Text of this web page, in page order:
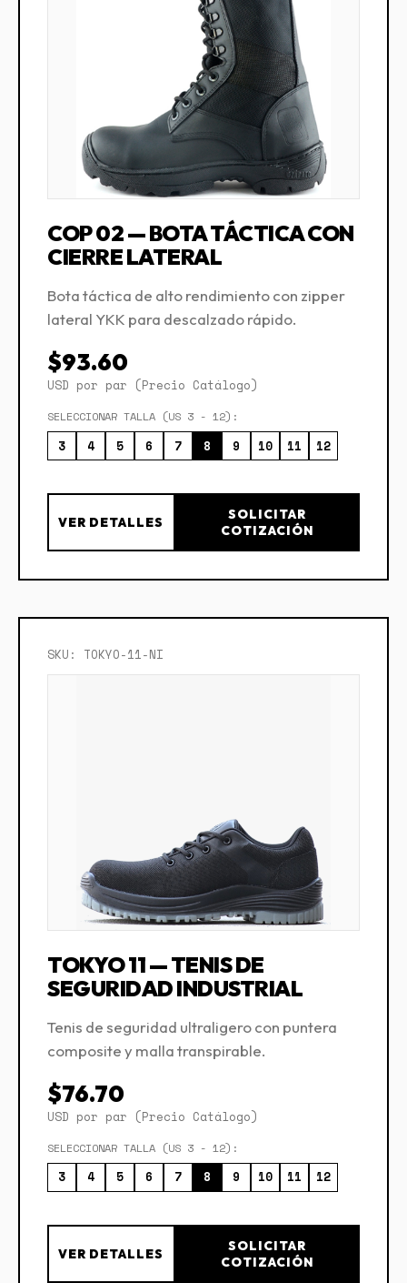
COP 02 — BOTA TÁCTICA CON
CIERRE LATERAL
Bota táctica de alto rendimiento con zipper
lateral YKK para descalzado rápido.
$93.60
USD por par (Precio Catálogo)
SELECCIONAR TALLA (US 3 - 12):
3 4 5 6 7 8 9 10 11 12
VER DETALLES
SOLICITAR
COTIZACIÓN
SKU: TOKYO-11-NI
TOKYO 11 — TENIS DE
SEGURIDAD INDUSTRIAL
Tenis de seguridad ultraligero con puntera
composite y malla transpirable.
$76.70
USD por par (Precio Catálogo)
SELECCIONAR TALLA (US 3 - 12):
3 4 5 6 7 8 9 10 11 12
VER DETALLES
SOLICITAR
COTIZACIÓN